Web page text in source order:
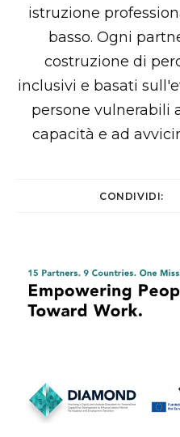
istruzione
basso. Ogni
costruzione di
inclusivi e basati
persone vulnerabili
capacità e ad
CONDIVIDI: